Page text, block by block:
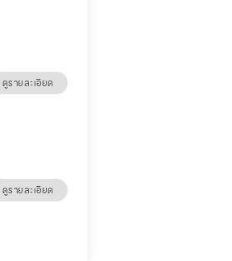
ดูรายละเอียด
ดูรายละเอียด